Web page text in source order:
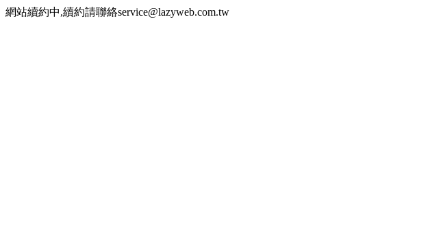
網站續約中,續約請聯絡service@lazyweb.com.tw